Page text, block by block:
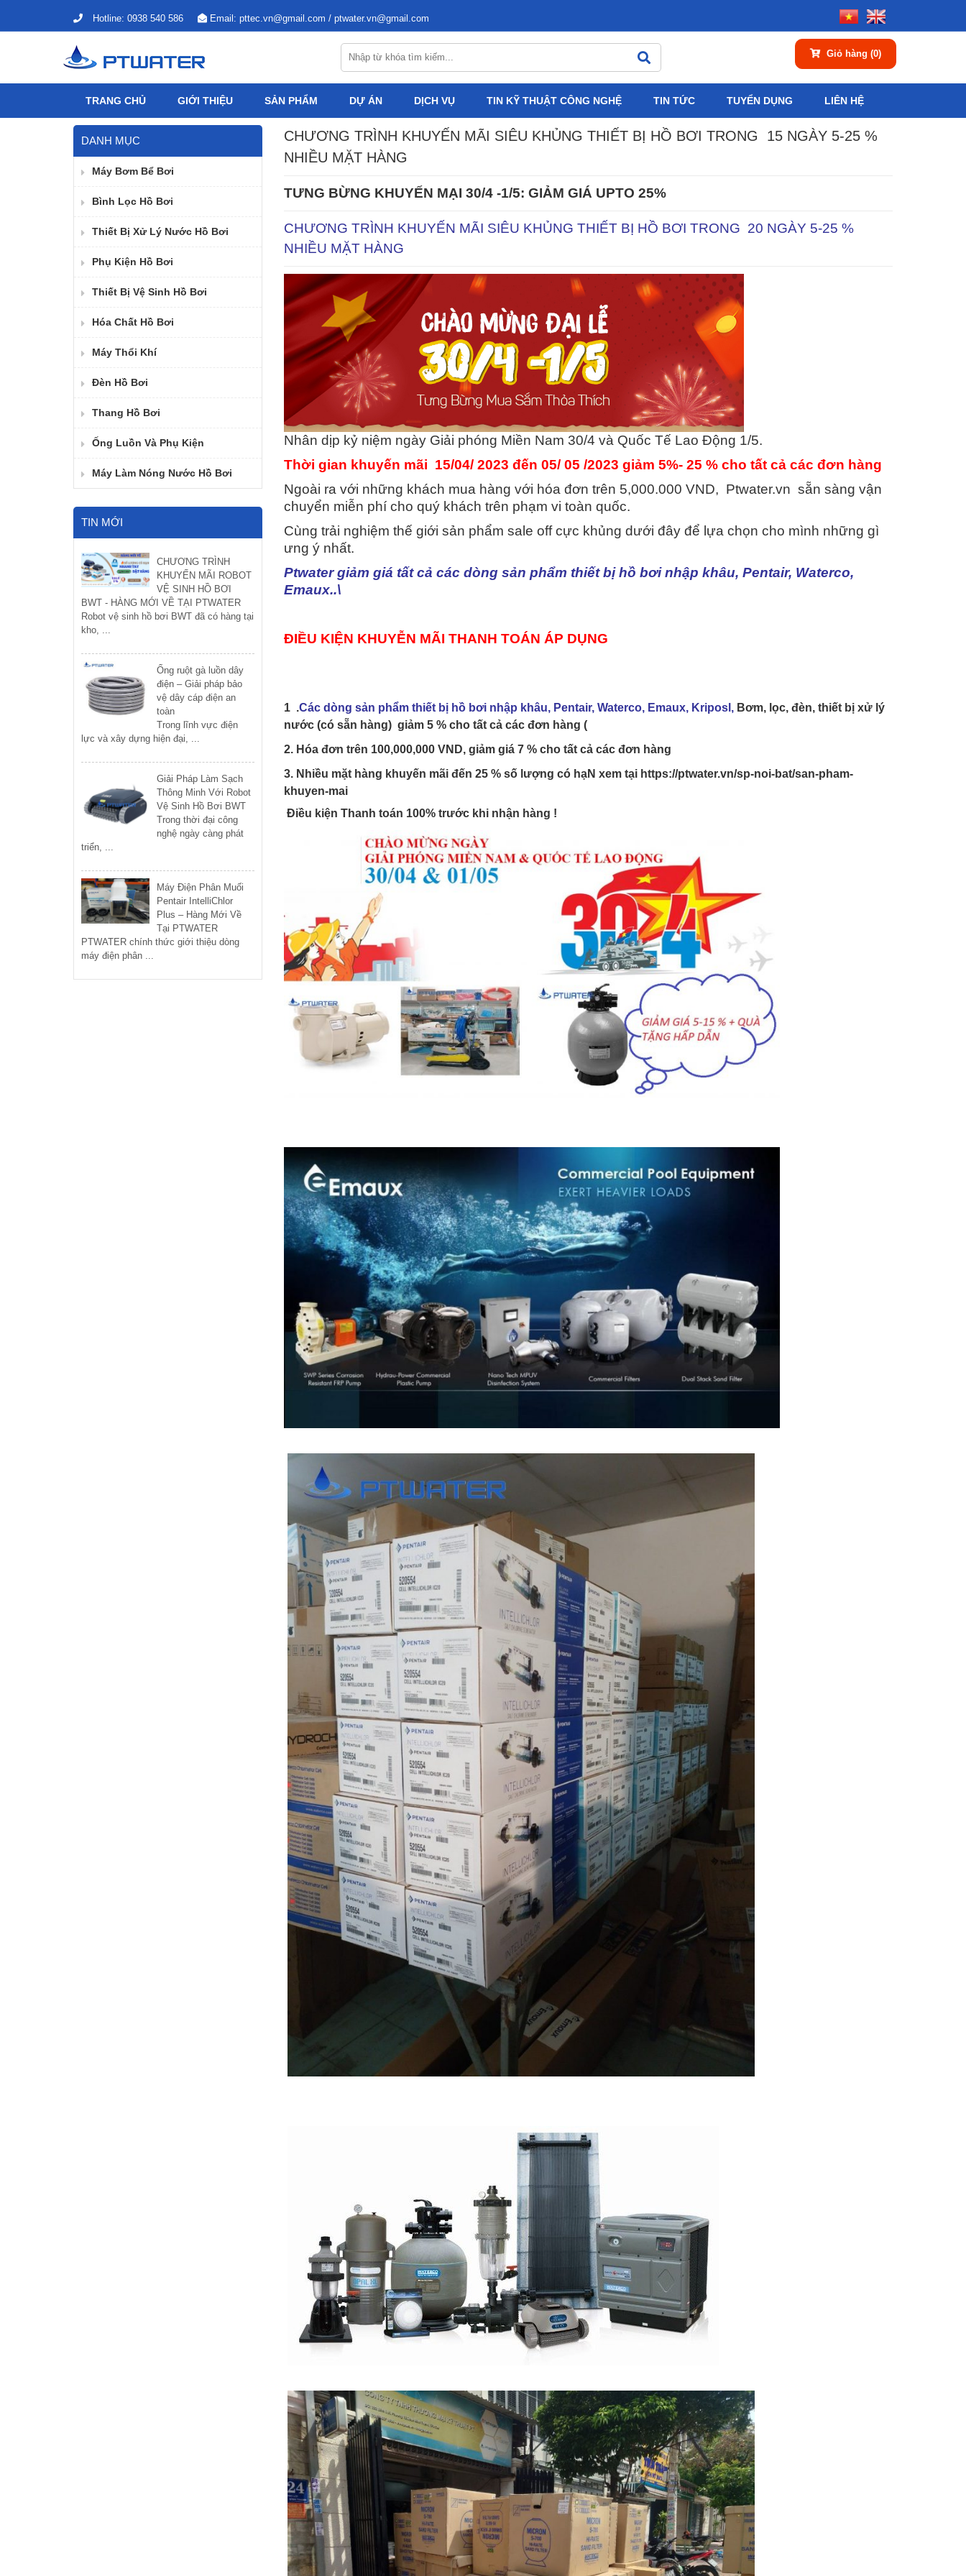
Hotline: 0938 540 586 Email: pttec.vn@gmail.com / ptwater.vn@gmail.com
Giỏ hàng (0)
TRANG CHỦ GIỚI THIỆU SẢN PHẨM DỰ ÁN DỊCH VỤ TIN KỸ THUẬT CÔNG NGHỆ TIN TỨC TUYỂN DỤNG LIÊN HỆ
DANH MỤC
Máy Bơm Bể Bơi
Bình Lọc Hồ Bơi
Thiết Bị Xử Lý Nước Hồ Bơi
Phụ Kiện Hồ Bơi
Thiết Bị Vệ Sinh Hồ Bơi
Hóa Chất Hồ Bơi
Máy Thổi Khí
Đèn Hồ Bơi
Thang Hồ Bơi
Ống Luồn Và Phụ Kiện
Máy Làm Nóng Nước Hồ Bơi
TIN MỚI
CHƯƠNG TRÌNH
KHUYẾN MÃI ROBOT
VỆ SINH HỒ BƠI
BWT - HÀNG MỚI VỀ TẠI PTWATER
Robot vệ sinh hồ bơi BWT đã có hàng tại
kho, ...
Ống ruột gà luồn dây
điện – Giải pháp bảo
vệ dây cáp điện an
toàn
Trong lĩnh vực điện
lực và xây dựng hiện đại, ...
Giải Pháp Làm Sạch
Thông Minh Với Robot
Vệ Sinh Hồ Bơi BWT
Trong thời đại công
nghệ ngày càng phát
triển, ...
Máy Điện Phân Muối
Pentair IntelliChlor
Plus – Hàng Mới Về
Tại PTWATER
PTWATER chính thức giới thiệu dòng
máy điện phân ...
CHƯƠNG TRÌNH KHUYẾN MÃI SIÊU KHỦNG THIẾT BỊ HỒ BƠI TRONG 15 NGÀY 5-25 %
NHIỀU MẶT HÀNG
TƯNG BỪNG KHUYẾN MẠI 30/4 -1/5: GIẢM GIÁ UPTO 25%
CHƯƠNG TRÌNH KHUYẾN MÃI SIÊU KHỦNG THIẾT BỊ HỒ BƠI TRONG 20 NGÀY 5-25 %
NHIỀU MẶT HÀNG
Nhân dịp kỷ niệm ngày Giải phóng Miền Nam 30/4 và Quốc Tế Lao Động 1/5.
Thời gian khuyến mãi 15/04/ 2023 đến 05/ 05 /2023 giảm 5%- 25 % cho tất cả các đơn hàng
Ngoài ra với những khách mua hàng với hóa đơn trên 5,000.000 VND, Ptwater.vn sẵn sàng vận
chuyển miễn phí cho quý khách trên phạm vi toàn quốc.
Cùng trải nghiệm thế giới sản phẩm sale off cực khủng dưới đây để lựa chọn cho mình những gì
ưng ý nhất.
Ptwater giảm giá tất cả các dòng sản phẩm thiết bị hồ bơi nhập khâu, Pentair, Waterco,
Emaux..\
ĐIỀU KIỆN KHUYỄN MÃI THANH TOÁN ÁP DỤNG
1 .Các dòng sản phẩm thiết bị hồ bơi nhập khâu, Pentair, Waterco, Emaux, Kriposl, Bơm, lọc, đèn, thiết bị xử lý
nước (có sẵn hàng) giảm 5 % cho tất cả các đơn hàng (
2. Hóa đơn trên 100,000,000 VND, giảm giá 7 % cho tất cả các đơn hàng
3. Nhiều mặt hàng khuyến mãi đến 25 % số lượng có hạN xem tại https://ptwater.vn/sp-noi-bat/san-pham-
khuyen-mai
Điều kiện Thanh toán 100% trước khi nhận hàng !